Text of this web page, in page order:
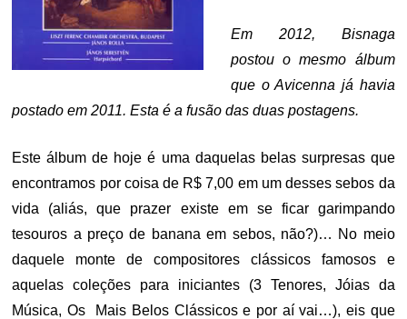
Em 2012, Bisnaga
postou o mesmo álbum
que o Avicenna já havia
postado em 2011. Esta é a fusão das duas postagens.
Este álbum de hoje é uma daquelas belas surpresas que
encontramos por coisa de R$ 7,00 em um desses sebos da
vida (aliás, que prazer existe em se ficar garimpando
tesouros a preço de banana em sebos, não?)… No meio
daquele monte de compositores clássicos famosos e
aquelas coleções para iniciantes (3 Tenores, Jóias da
Música, Os Mais Belos Clássicos e por aí vai…), eis que